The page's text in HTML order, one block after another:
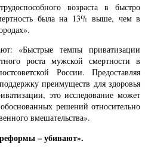
возраста в быстро
была на 13% выше, чем в
«Быстрые темпы приватизации
роста мужской смертности в
России. Предоставляя
преимуществ для здоровья
это исследование может
решений относительно
вмешательства».
– убивают».